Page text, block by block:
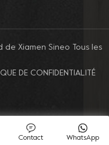
Xiamen Sineo Tous les
DE CONFIDENTIALITÉ
WhatsApp
Contact